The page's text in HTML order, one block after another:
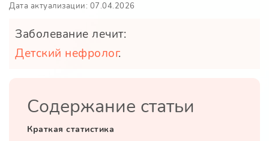
Дата актуализации: 07.04.2026
Заболевание лечит:
Детский нефролог.
Содержание статьи
Краткая статистика